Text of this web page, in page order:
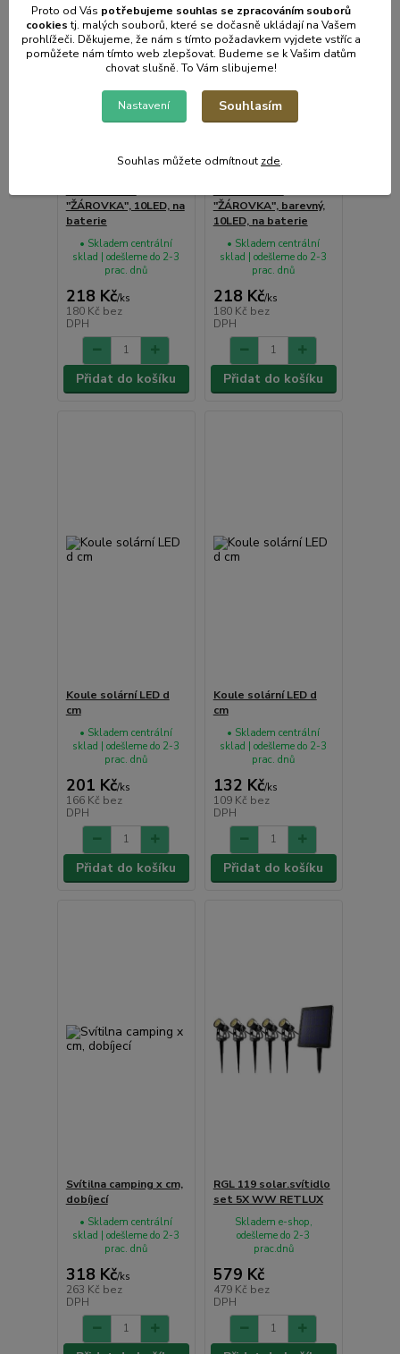
"ŽÁROVKA", 10LED, na
baterie
218 Kč/ks
180 Kč bez
DPH
• Skladem centrální
sklad | odešleme do 2-3
prac. dnů
Přidat do košíku
"ŽÁROVKA", barevný,
10LED, na baterie
218 Kč/ks
180 Kč bez
DPH
• Skladem centrální
sklad | odešleme do 2-3
prac. dnů
Přidat do košíku
Koule solární LED d
cm
201 Kč/ks
166 Kč bez
DPH
• Skladem centrální
sklad | odešleme do 2-3
prac. dnů
Přidat do košíku
Koule solární LED d
cm
132 Kč/ks
109 Kč bez
DPH
• Skladem centrální
sklad | odešleme do 2-3
prac. dnů
Přidat do košíku
Svítilna camping x cm,
dobíjecí
318 Kč/ks
263 Kč bez
DPH
• Skladem centrální
sklad | odešleme do 2-3
prac. dnů
RGL 119 solar.svítidlo
set 5X WW RETLUX
579 Kč
479 Kč bez
DPH
Skladem e-shop,
odešleme do 2-3
prac.dnů
Proto od Vás potřebujeme souhlas se zpracováním souborů
cookiestj. malých souborů, které se dočasně ukládají na Vašem
prohlížeči. Děkujeme, že nám s tímto požadavkem vyjdete vstříc a
pomůžete nám tímto web zlepšovat. Budeme se k Vašim datům
chovat slušně. To Vám slibujeme!
Nastavení Souhlasím
Souhlas můžete odmítnout zde.